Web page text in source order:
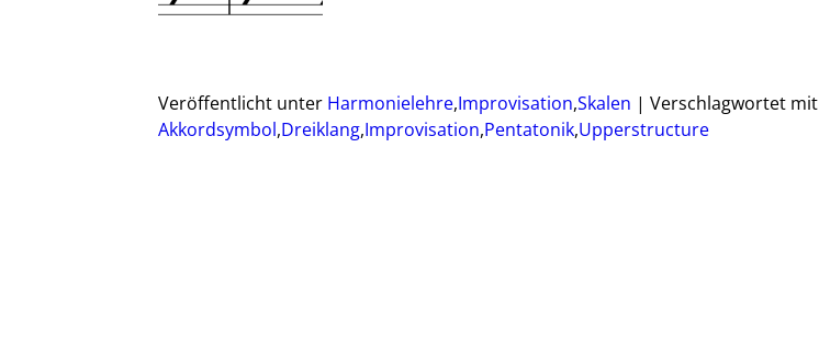
Veröffentlicht unter Harmonielehre,Improvisation,Skalen | Verschlagwortet mit
Akkordsymbol,Dreiklang,Improvisation,Pentatonik,Upperstructure